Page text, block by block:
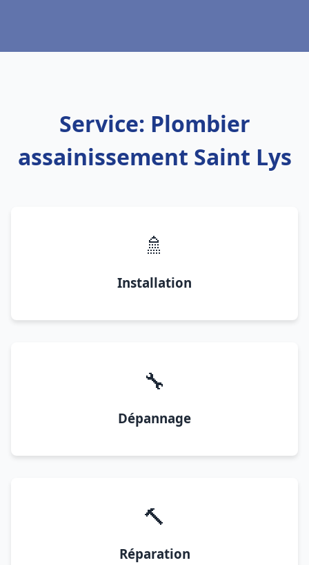
Service: Plombier
assainissement Saint Lys
🚿
Installation
🔧
Dépannage
🔨
Réparation